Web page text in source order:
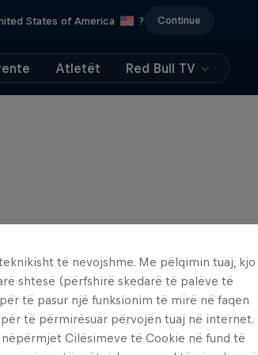
States of America ? Continue
Atletët Red Bull TV
të nevojshme. Me pëlqimin tuaj, kjo
shtesë (përfshirë skedarë të palëve të
të pasur një funksionim të mirë në faqen
të përmirësuar përvojën tuaj në internet.
Cilësimeve të Cookie në fund të